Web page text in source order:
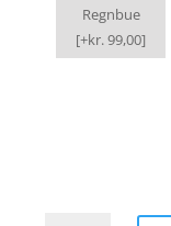
Regnbue
[+kr. 99,00]